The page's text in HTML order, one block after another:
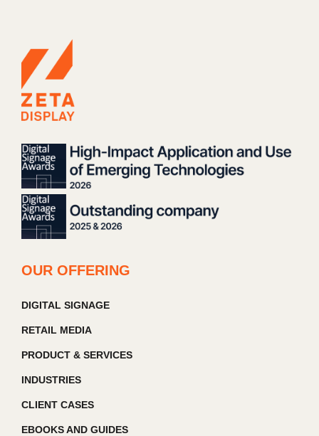
OUR OFFERING
DIGITAL SIGNAGE
RETAIL MEDIA
PRODUCT & SERVICES
INDUSTRIES
CLIENT CASES
EBOOKS AND GUIDES